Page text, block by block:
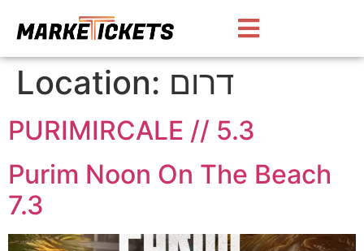
Location: דרום
PURIMIRCALE // 5.3
Purim Noon On The Beach
7.3